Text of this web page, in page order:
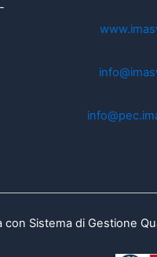
con Sistema di Gestione